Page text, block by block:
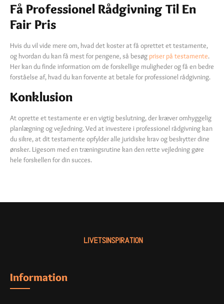
Få Professionel Rådgivning Til En
Fair Pris
Hvis du vil vide mere om, hvad det koster at få oprettet et testamente,
og hvordan du kan få mest for pengene, så besøg priser på testamente.
Her kan du finde information om de forskellige muligheder og få en bedre
forståelse af, hvad du kan forvente at betale for professionel rådgivning.
Konklusion
At oprette et testamente er en vigtig beslutning, der kræver omhyggelig
planlægning og vejledning. Ved at investere i professionel rådgivning kan
du sikre, at dit testamente opfylder alle juridiske krav og beskytter dine
ønsker. Ligesom med en træningsrutine kan den rette vejledning gøre
hele forskellen for din succes.
Information